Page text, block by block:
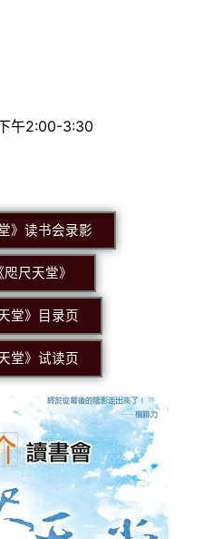
午2:00-3:30
》读书会录影
咫尺天堂》
堂》 目录页
堂》 试读页